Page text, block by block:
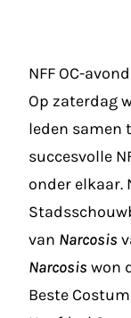
NFF OC-avond
Op zaterdag
leden samen
succesvolle
onder elkaar.
van Narcosis
Narcosis won
Beste